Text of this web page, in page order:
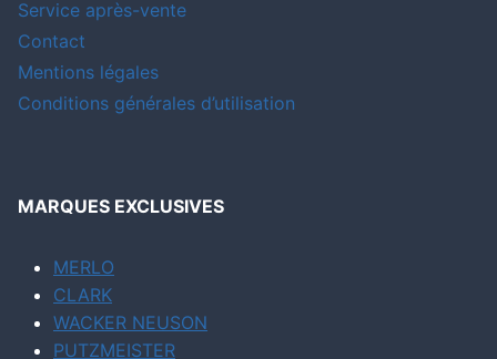
Service après-vente
Contact
Mentions légales
Conditions générales d’utilisation
MARQUES EXCLUSIVES
MERLO
CLARK
WACKER NEUSON
PUTZMEISTER